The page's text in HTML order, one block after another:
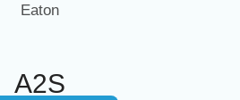
Eaton
A2S